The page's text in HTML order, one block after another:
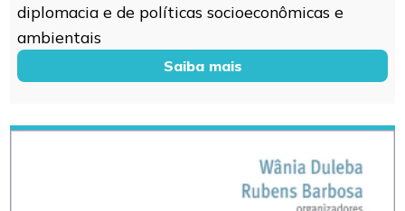
diplomacia e de políticas socioeconômicas e
ambientais
Saiba mais